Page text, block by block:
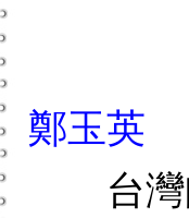
鄭玉英
台灣